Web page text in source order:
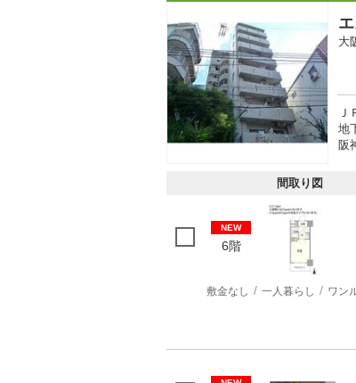
大
Ｊ
地
阪
間取り図
NEW
6階
敷金なし 一人暮らし ワン